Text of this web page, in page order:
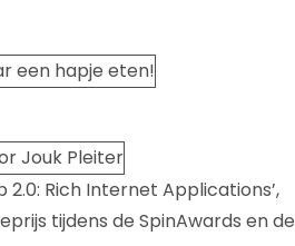
Rich Internet Applications’,
tijdens de SpinAwards en de